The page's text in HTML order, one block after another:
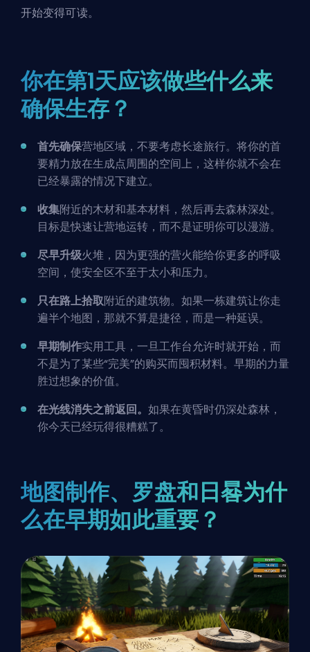
开始变得可读。
你在第1天应该做些什么来
确保生存？
首先确保营地区域，不要考虑长途旅行。将你的首
要精力放在生成点周围的空间上，这样你就不会在
已经暴露的情况下建立。
收集附近的木材和基本材料，然后再去森林深处。
目标是快速让营地运转，而不是证明你可以漫游。
尽早升级火堆，因为更强的营火能给你更多的呼吸
空间，使安全区不至于太小和压力。
只在路上拾取附近的建筑物。如果一栋建筑让你走
遍半个地图，那就不算是捷径，而是一种延误。
早期制作实用工具，一旦工作台允许时就开始，而
不是为了某些“完美”的购买而囤积材料。早期的力量
胜过想象的价值。
在光线消失之前返回。 如果在黄昏时仍深处森林，
你今天已经玩得很糟糕了。
地图制作、罗盘和日晷为什
么在早期如此重要？